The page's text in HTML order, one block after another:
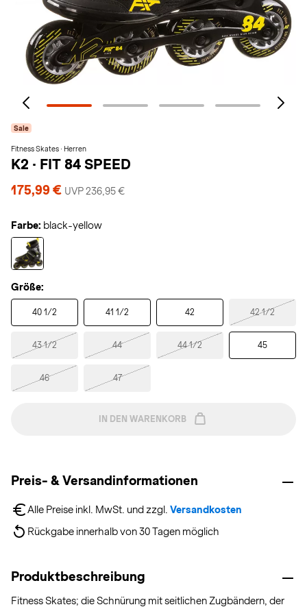
Sale
Fitness Skates · Herren
K2 · FIT 84 SPEED
175,99 € UVP 236,95 €
Farbe: black-yellow
Größe:
40 1/2 41 1/2 42 42 1/2
43 1/2 44 44 1/2 45
46 47
IN DEN WARENKORB
Preis- & Versandinformationen
Alle Preise inkl. MwSt. und zzgl. Versandkosten
Rückgabe innerhalb von 30 Tagen möglich
Produktbeschreibung
Fitness Skates; die Schnürung mit seitlichen Zugbändern, der